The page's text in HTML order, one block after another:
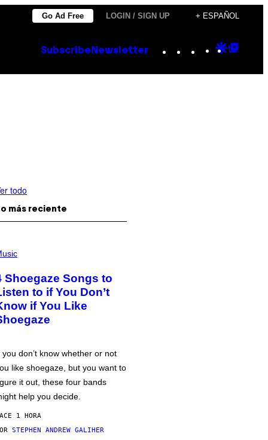
Go Ad Free LOGIN / SIGN UP + ESPAÑOL
Subscribe Newsletter Instagram
TikTok
YouTube
Google
todo
más reciente
Shoegaze Songs to
to if You Don’t
if You Like
you don’t know whether or not
like shoegaze, but you want to
it out, these four bands
help you decide.
1 HORA
STEPHEN ANDREW GALIHER